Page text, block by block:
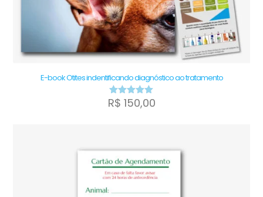
E-book Otites indentificando diagnóstico ao tratamento
Avaliação
5.00
R$ 150,00